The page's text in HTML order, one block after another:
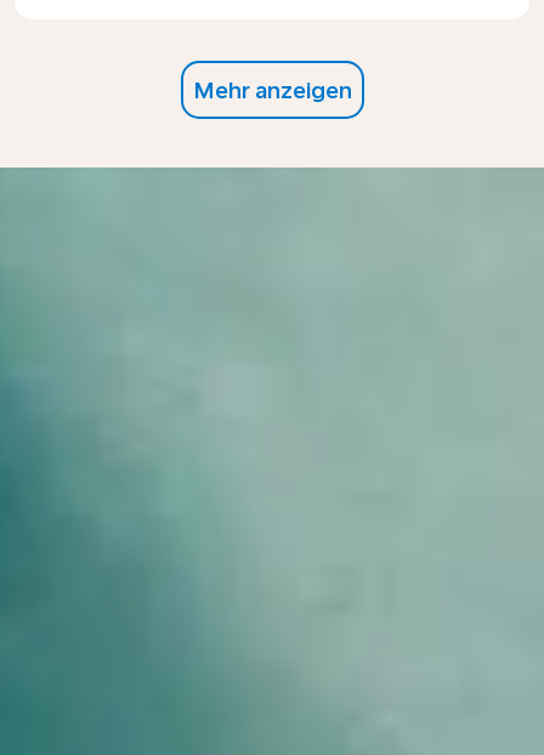
Mehr anzeigen